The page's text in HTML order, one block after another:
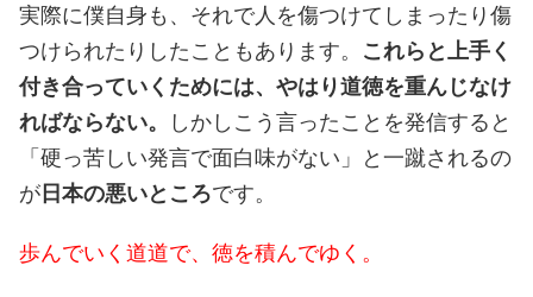
実際に僕自身も、それで人を傷つけてしまったり傷
つけられたりしたこともあります。 これらと上手く
付き合っていくためには、やはり道徳を重んじなけ
ればならない。
しかしこう言ったことを発信すると
「硬っ苦しい発言で面白味がない」と一蹴されるの
が日本の悪いところです。
歩んでいく道道で、徳を積んでゆく。